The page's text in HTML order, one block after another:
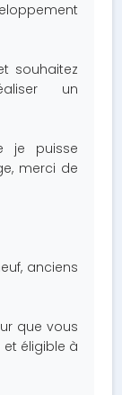
souhaitez
un
je puisse
merci de
anciens
que vous
éligible à